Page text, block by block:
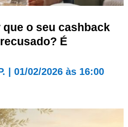
o seu cashback
É
01/02/2026 às 16:00